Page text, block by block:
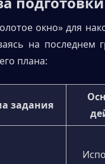
окно» для
на последнем
плана:
задания